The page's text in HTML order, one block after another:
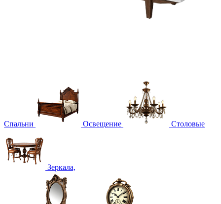
Спальни Освещение Столовые
Зеркала,